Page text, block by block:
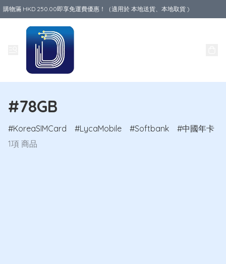
購物滿 HKD 250.00即享免運費優惠！（適用於 本地送貨、本地取貨 )
#78GB
KoreaSIMCard LycaMobile Softbank
中國年卡
1項 商品